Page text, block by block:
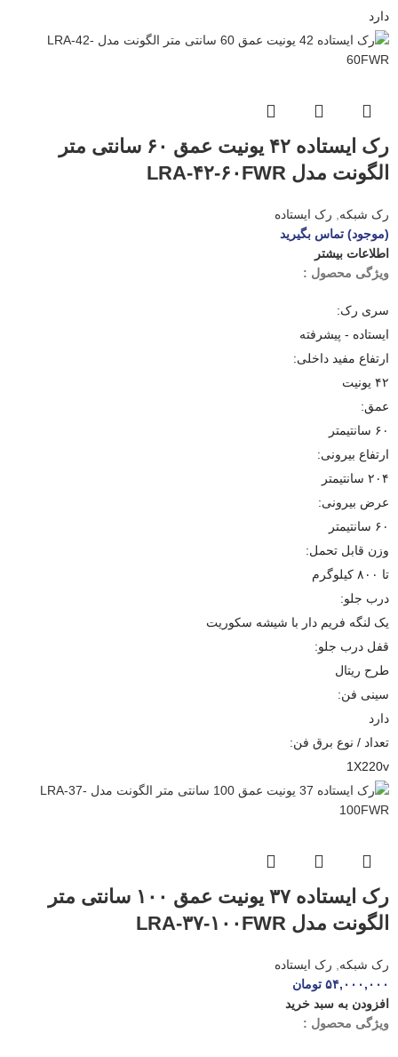
دارد
رک ایستاده ۴۲ یونیت عمق ۶۰ سانتی متر
الگونت مدل LRA-۴۲-۶۰FWR
رک شبکه
رک ایستاده
(موجود) تماس بگیرید
اطلاعات بیشتر
ویژگی محصول :
سری رک:
ایستاده - پیشرفته
ارتفاع مفید داخلی:
۴۲ یونیت
عمق:
۶۰ سانتیمتر
ارتفاع بیرونی:
۲۰۴ سانتیمتر
عرض بیرونی:
۶۰ سانتیمتر
وزن قابل تحمل:
تا ۸۰۰ کیلوگرم
درب جلو:
یک لنگه فریم دار با شیشه سکوریت
قفل درب جلو:
طرح ریتال
سینی فن:
دارد
تعداد / نوع برق فن:
1X220v
رک ایستاده ۳۷ یونیت عمق ۱۰۰ سانتی متر
الگونت مدل LRA-۳۷-۱۰۰FWR
رک شبکه
رک ایستاده
۵۴,۰۰۰,۰۰۰ تومان
افزودن به سبد خرید
ویژگی محصول :